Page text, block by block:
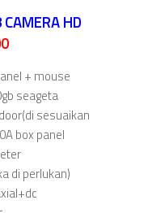
HD
+ mouse
seageta
sesuaikan
box panel
di perlukan)